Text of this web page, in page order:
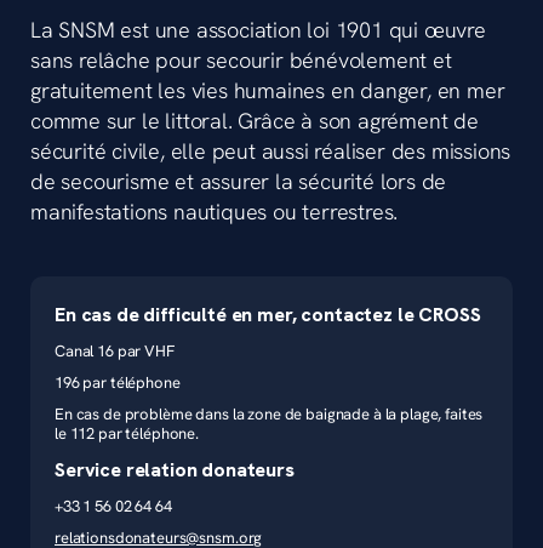
La SNSM est une association loi 1901 qui œuvre
sans relâche pour secourir bénévolement et
gratuitement les vies humaines en danger, en mer
comme sur le littoral. Grâce à son agrément de
sécurité civile, elle peut aussi réaliser des missions
de secourisme et assurer la sécurité lors de
manifestations nautiques ou terrestres.
En cas de difficulté en mer, contactez le CROSS
Canal 16 par VHF
196 par téléphone
En cas de problème dans la zone de baignade à la plage, faites
le 112 par téléphone.
Service relation donateurs
+33 1 56 02 64 64
relationsdonateurs@snsm.org